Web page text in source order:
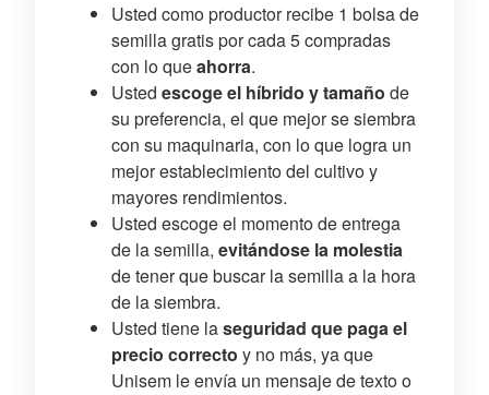
Usted como productor recibe 1 bolsa de
semilla gratis por cada 5 compradas
con lo queahorra.
Usted escoge el híbrido y tamaño de
su preferencia, el que mejor se siembra
con su maquinaria, con lo que logra un
mejor establecimiento del cultivo y
mayores rendimientos.
Usted escoge el momento de entrega
de la semilla, evitándose la molestia
de tener que buscar la semilla a la hora
de la siembra.
Usted tiene laseguridad que paga el
precio correcto y no más, ya que
Unisem le envía un mensaje de texto o